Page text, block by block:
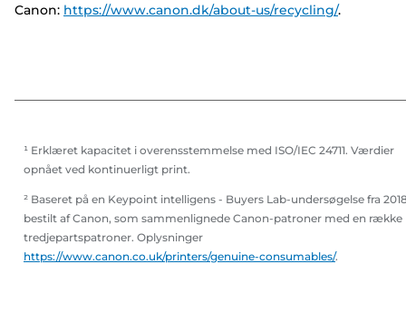
Canon: https://www.canon.dk/about-us/recycling/.
¹ Erklæret kapacitet i overensstemmelse med ISO/IEC 24711. Værdier
opnået ved kontinuerligt print.
² Baseret på en Keypoint intelligens - Buyers Lab-undersøgelse fra
bestilt af Canon, som sammenlignede Canon-patroner med en række
tredjepartspatroner. Oplysninger
https://www.canon.co.uk/printers/genuine-consumables/.